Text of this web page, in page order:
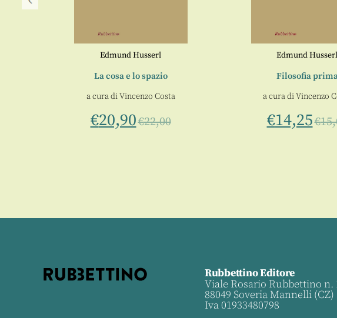
Edmund Husserl
La cosa e lo spazio
a cura diVincenzo Costa
€20,90€22,00
Edmund Husserl
Filosofia
a cura diVincenzo
€14,25€
Rubbettino Editore
Viale Rosario Rubbettino n.
88049 Soveria Mannelli
Iva 01933480798